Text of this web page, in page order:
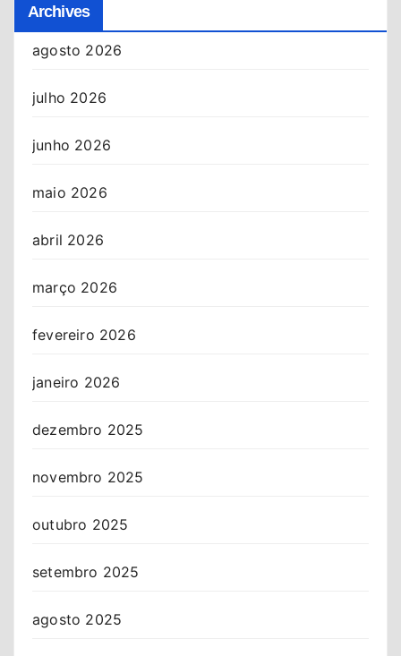
Archives
agosto 2026
julho 2026
junho 2026
maio 2026
abril 2026
março 2026
fevereiro 2026
janeiro 2026
dezembro 2025
novembro 2025
outubro 2025
setembro 2025
agosto 2025